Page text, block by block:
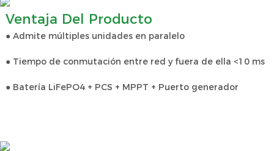
Ventaja Del Producto
● Admite múltiples unidades en paralelo
● Tiempo de conmutación entre red y fuera de ella <10 ms
● Batería LiFePO4 + PCS + MPPT + Puerto generador